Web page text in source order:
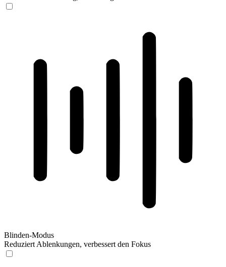
Blinden-Modus
Reduziert Ablenkungen, verbessert den Fokus